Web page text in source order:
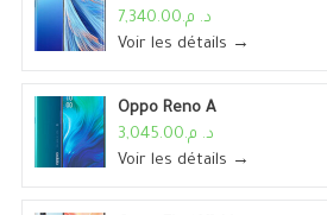
د. م.7,340.00
Voir les détails →
Oppo Reno A
د. م.3,045.00
Voir les détails →